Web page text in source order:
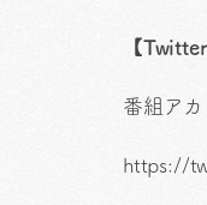
【Twitter
番組アカ
https://